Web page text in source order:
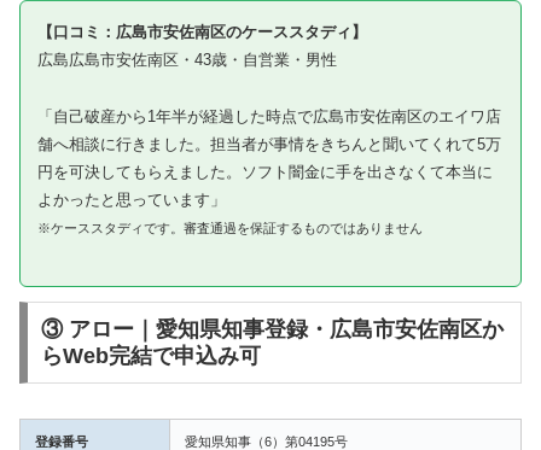
【口コミ：広島市安佐南区のケーススタディ】
広島広島市安佐南区・43歳・自営業・男性
「自己破産から1年半が経過した時点で広島市安佐南区のエイワ店
舗へ相談に行きました。担当者が事情をきちんと聞いてくれて5万
円を可決してもらえました。ソフト闇金に手を出さなくて本当に
よかったと思っています」
※ケーススタディです。審査通過を保証するものではありません
③ アロー｜愛知県知事登録・広島市安佐南区か
らWeb完結で申込み可
登録番号 愛知県知事（6）第04195号